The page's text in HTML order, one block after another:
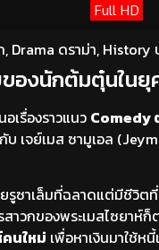
Full HD
, Drama ดราม่า, History
องนักต้มตุ๋นในยุ
อเรื่องราวแนว Comedy
เจย์เมส ซามูเอล
รูซาเล็มที่ฉลาดแต่มีชีวิต
าวกของพระเมสไซยาห์ก็
นใหม่ เพื่อหาเงินมาใช้ห